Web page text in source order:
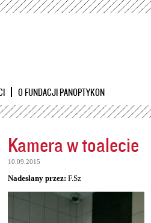
O FUNDACJI PANOPTYKON
Kamera w toalecie
10.09.2015
Nadesłany przez: F.Sz